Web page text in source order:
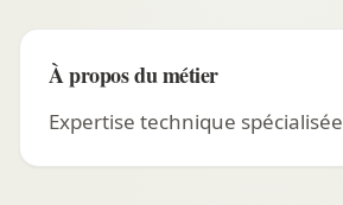
À propos du métier
Expertise technique spécialisée